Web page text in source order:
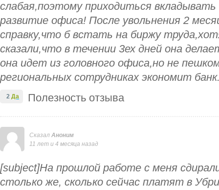
слабая,поэтому приходиться вкладывать
развитие офиса! После увольнения 2
справку,что б встать на биржу
сказали,что в течении 3ех дней она
она идет из головного офиса,но не
региональных сотрудниках экономит
Полезность отзыва
2 Да
Сказал Аноним
11 лет и 4 месяца назад
[subject]На прошлой работе с меня
столько же, сколько сейчас платят в